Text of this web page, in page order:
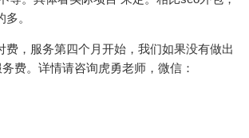
。
，服务第四个月开始，我们如果没有做出
费。详情请咨询虎勇老师，微信：